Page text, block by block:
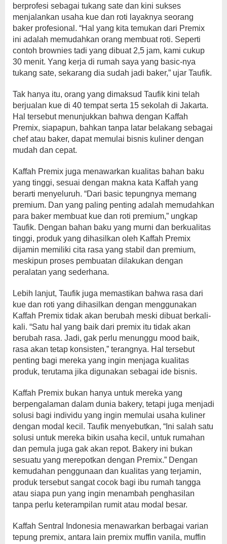
berprofesi sebagai tukang sate dan kini sukses
menjalankan usaha kue dan roti layaknya seorang
baker profesional. “Hal yang kita temukan dari Premix
ini adalah memudahkan orang membuat roti. Seperti
contoh brownies tadi yang dibuat 2,5 jam, kami cukup
30 menit. Yang kerja di rumah saya yang basic-nya
tukang sate, sekarang dia sudah jadi baker,” ujar Taufik.
Tak hanya itu, orang yang dimaksud Taufik kini telah
berjualan kue di 40 tempat serta 15 sekolah di Jakarta.
Hal tersebut menunjukkan bahwa dengan Kaffah
Premix, siapapun, bahkan tanpa latar belakang sebagai
chef atau baker, dapat memulai bisnis kuliner dengan
mudah dan cepat.
Kaffah Premix juga menawarkan kualitas bahan baku
yang tinggi, sesuai dengan makna kata Kaffah yang
berarti menyeluruh. “Dari basic tepungnya memang
premium. Dan yang paling penting adalah memudahkan
para baker membuat kue dan roti premium,” ungkap
Taufik. Dengan bahan baku yang murni dan berkualitas
tinggi, produk yang dihasilkan oleh Kaffah Premix
dijamin memiliki cita rasa yang stabil dan premium,
meskipun proses pembuatan dilakukan dengan
peralatan yang sederhana.
Lebih lanjut, Taufik juga memastikan bahwa rasa dari
kue dan roti yang dihasilkan dengan menggunakan
Kaffah Premix tidak akan berubah meski dibuat berkali-
kali. “Satu hal yang baik dari premix itu tidak akan
berubah rasa. Jadi, gak perlu menunggu mood baik,
rasa akan tetap konsisten,” terangnya. Hal tersebut
penting bagi mereka yang ingin menjaga kualitas
produk, terutama jika digunakan sebagai ide bisnis.
Kaffah Premix bukan hanya untuk mereka yang
berpengalaman dalam dunia bakery, tetapi juga menjadi
solusi bagi individu yang ingin memulai usaha kuliner
dengan modal kecil. Taufik menyebutkan, “Ini salah satu
solusi untuk mereka bikin usaha kecil, untuk rumahan
dan pemula juga gak akan repot. Bakery ini bukan
sesuatu yang merepotkan dengan Premix.” Dengan
kemudahan penggunaan dan kualitas yang terjamin,
produk tersebut sangat cocok bagi ibu rumah tangga
atau siapa pun yang ingin menambah penghasilan
tanpa perlu keterampilan rumit atau modal besar.
Kaffah Sentral Indonesia menawarkan berbagai varian
tepung premix, antara lain premix muffin vanila, muffin